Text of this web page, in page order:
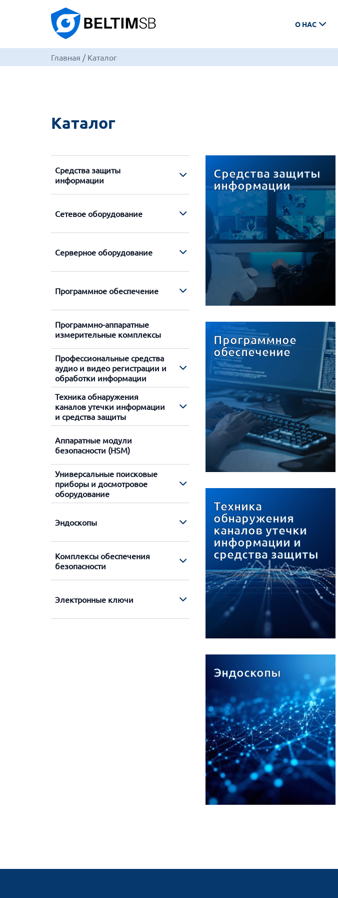
О НАС
Главная / Каталог
Каталог
Средства защиты
информации
Сетевое оборудование
Серверное оборудование
Программное обеспечение
Программно-аппаратные
измерительные комплексы
Профессиональные средства
аудио и видео регистрации и
обработки информации
Техника обнаружения
каналов утечки информации
и средства защиты
Аппаратные модули
безопасности (HSM)
Универсальные поисковые
приборы и досмотровое
оборудование
Эндоскопы
Комплексы обеспечения
безопасности
Электронные ключи
Средства защиты
информации
Программное
обеспечение
Техника
обнаружения
каналов утечки
информации и
средства защиты
Эндоскопы